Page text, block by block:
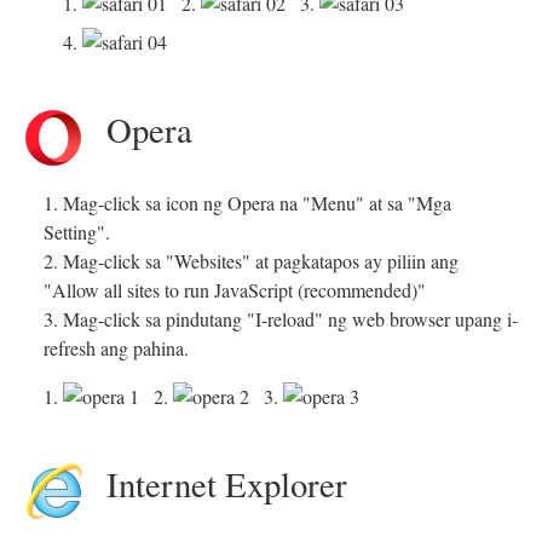
4.
Opera
1. Mag-click sa icon ng Opera na "Menu" at sa "Mga
Setting".
2. Mag-click sa "Websites" at pagkatapos ay piliin ang
"Allow all sites to run JavaScript (recommended)"
3. Mag-click sa pindutang "I-reload" ng web browser upang i-
refresh ang pahina.
1.
2. 3.
Internet Explorer